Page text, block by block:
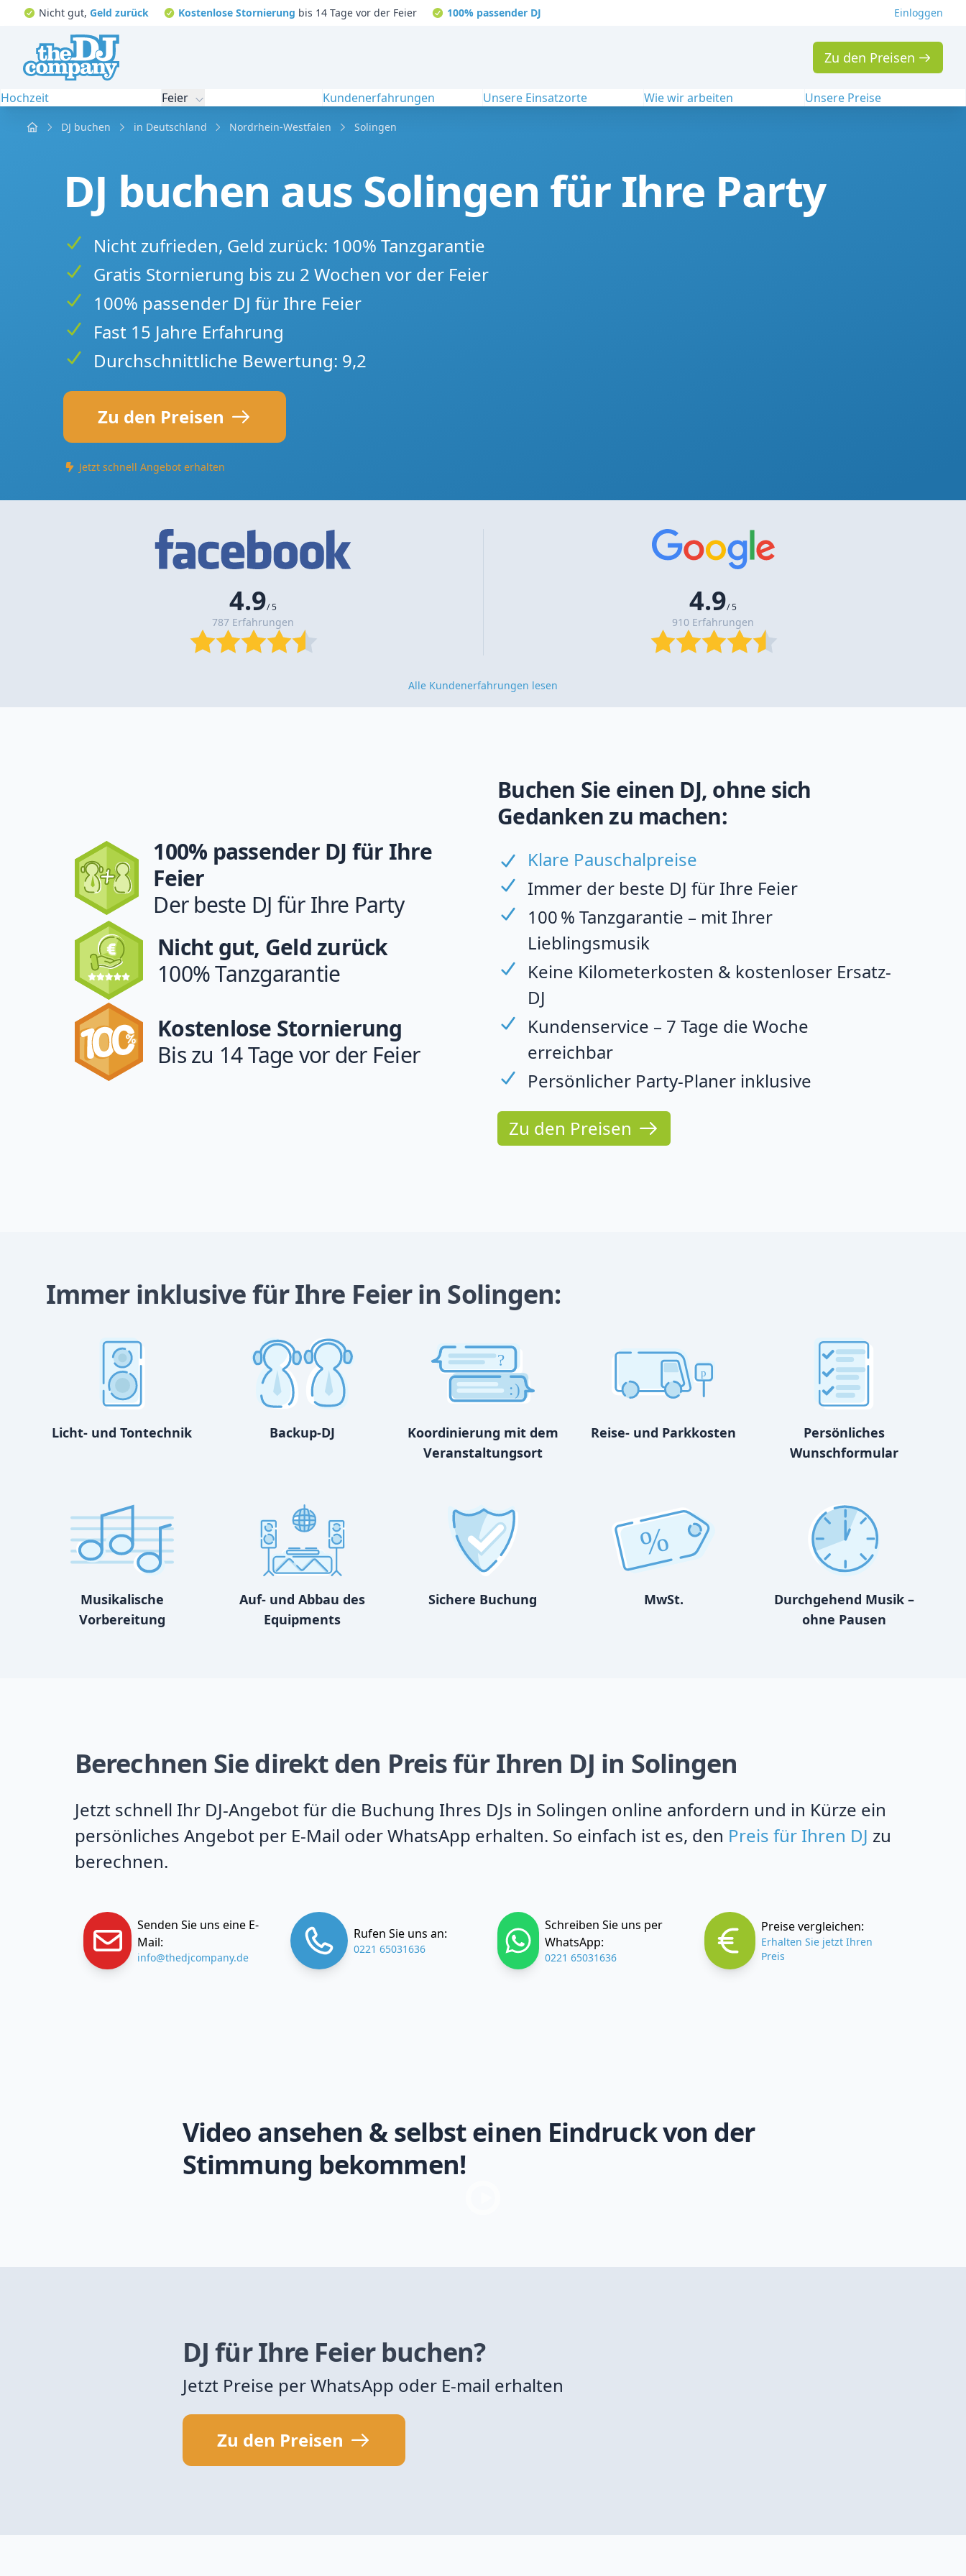
Nicht gut, Geld zurück Kostenlose Stornierung bis 14 Tage vor der Feier 100% passender DJ Einloggen
Zu den Preisen
Hochzeit Feier Kundenerfahrungen Unsere Einsatzorte Wie wir arbeiten Unsere Preise
Home DJ buchen in Deutschland Nordrhein-Westfalen Solingen
DJ buchen aus Solingen für Ihre Party
Nicht zufrieden, Geld zurück: 100% Tanzgarantie
Gratis Stornierung bis zu 2 Wochen vor der Feier
100% passender DJ für Ihre Feier
Fast 15 Jahre Erfahrung
Durchschnittliche Bewertung: 9,2
Zu den Preisen
Jetzt schnell Angebot erhalten
4.9/ 5
787 Erfahrungen
4.9/ 5
910 Erfahrungen
Alle Kundenerfahrungen lesen
100% passender DJ für Ihre
Feier
Der beste DJ für Ihre Party
Nicht gut, Geld zurück
100% Tanzgarantie
Kostenlose Stornierung
Bis zu 14 Tage vor der Feier
Buchen Sie einen DJ, ohne sich
Gedanken zu machen:
Klare Pauschalpreise
Immer der beste DJ für Ihre Feier
100 % Tanzgarantie – mit Ihrer
Lieblingsmusik
Keine Kilometerkosten & kostenloser Ersatz-
DJ
Kundenservice – 7 Tage die Woche
erreichbar
Persönlicher Party-Planer inklusive
Zu den Preisen
Immer inklusive für Ihre Feier in Solingen:
Licht- und Tontechnik Backup-DJ
?
:)
Koordinierung mit dem
Veranstaltungsort
p
Reise- und Parkkosten
Persönliches
Wunschformular
Musikalische
Vorbereitung
Auf- und Abbau des
Equipments
Sichere Buchung
%
MwSt.
Durchgehend Musik –
ohne Pausen
Berechnen Sie direkt den Preis für Ihren DJ in Solingen
Jetzt schnell Ihr DJ-Angebot für die Buchung Ihres DJs in Solingen online anfordern und in Kürze ein
persönliches Angebot per E-Mail oder WhatsApp erhalten. So einfach ist es, den Preis für Ihren DJ zu
berechnen.
Senden Sie uns eine E-
Mail:
info@thedjcompany.de
Rufen Sie uns an:
0221 65031636
Schreiben Sie uns per
WhatsApp:
0221 65031636
Preise vergleichen:
Erhalten Sie jetzt Ihren
Preis
Video ansehen & selbst einen Eindruck von der
Stimmung bekommen!
DJ für Ihre Feier buchen?
Jetzt Preise per WhatsApp oder E-mail erhalten
Zu den Preisen